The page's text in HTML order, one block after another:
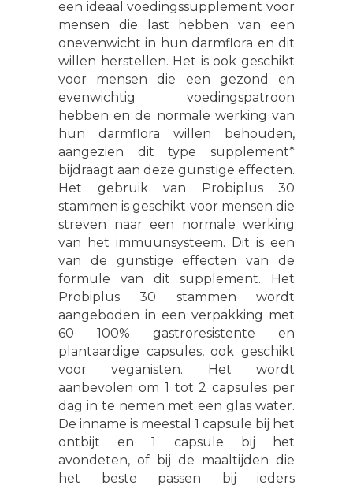
een ideaal voedingssupplement voor
mensen die last hebben van een
onevenwicht in hun darmflora en dit
willen herstellen. Het is ook geschikt
voor mensen die een gezond en
evenwichtig voedingspatroon
hebben en de normale werking van
hun darmflora willen behouden,
aangezien dit type supplement*
bijdraagt aan deze gunstige effecten.
Het gebruik van Probiplus 30
stammen is geschikt voor mensen die
streven naar een normale werking
van het immuunsysteem. Dit is een
van de gunstige effecten van de
formule van dit supplement. Het
Probiplus 30 stammen wordt
aangeboden in een verpakking met
60 100% gastroresistente en
plantaardige capsules, ook geschikt
voor veganisten. Het wordt
aanbevolen om 1 tot 2 capsules per
dag in te nemen met een glas water.
De inname is meestal 1 capsule bij het
ontbijt en 1 capsule bij het
avondeten, of bij de maaltijden die
het beste passen bij ieders